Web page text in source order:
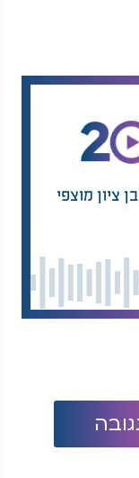
באהבה, בחיבה
ריקות,
מלאה בכל
של ליל
בתפילה,
ציבור גדול
פונה תחילה
טוב לרבנית
היה מבקרה
אבא גדול
ציון מוצפי